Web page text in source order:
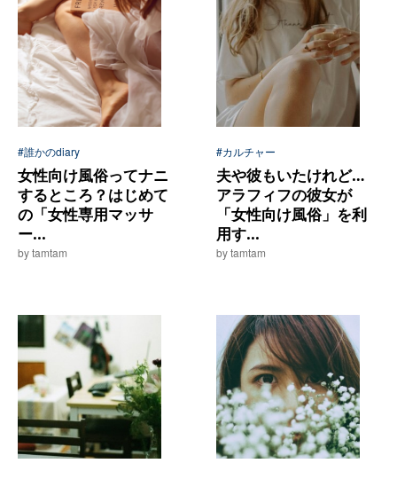
#誰かのdiary
女性向け風俗ってナニ
するところ？はじめて
の「女性専用マッサ
ー...
by tamtam
#カルチャー
夫や彼もいたけれど…
アラフィフの彼女が
「女性向け風俗」を利
用す...
by tamtam